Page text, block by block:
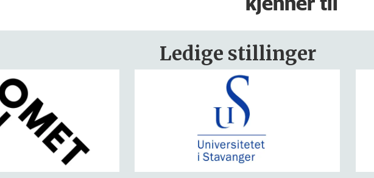
Ledige stillinger